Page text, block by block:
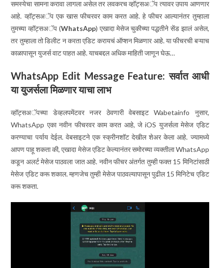
समस्येचा सामना करावा लागला असेल तर लवकरच व्हॉट्सअॅप त्यावर उपाय आणणार
आहे. व्हॉट्सअॅप एक खास फीचरवर काम करत आहे. हे फीचर आल्यानंतर तुम्हाला
तुमच्या व्हॉट्सअॅप (WhatsApp) एखादा मेसेज चुकीच्या पद्धतीने सेंड झालं असेल,
तर तुम्हाला तो डिलीट न करता एडिट करायचं ऑप्शन मिळणार आहे. या फीचरची बऱ्याच
काळापासून युजर्स वाट पाहत आहे. याचबद्दल अधिक माहिती जाणून घेऊ…
WhatsApp Edit Message Feature:सर्वात आधी
या युजर्सला मिळणार याचा लाभ
व्हॉट्सअॅपच्या डेव्हलपमेंटवर नजर ठेवणारी वेबसाइट Wabetainfo नुसार,
WhatsApp एका नवीन फीचरवर काम करत आहे, जे iOS युजर्सला मेसेज एडिट
करण्याचा पर्याय देईल. वेबसाइटने एक स्क्रीनशॉट देखील शेअर केला आहे. ज्यामध्ये
आपण पाहू शकता की, एखादा मेसेज एडिट केल्यानंतर समोरच्या व्यक्तीला WhatsApp
कडून अलर्ट मेसेज पाठवला जात आहे. नवीन फीचर अंतर्गत तुम्ही फक्त 15 मिनिटांसाठी
मेसेज एडिट करू शकाल. म्हणजेच तुम्ही मेसेज पाठवल्यापासून पुढील 15 मिनिटेच एडिट
करू शकता.